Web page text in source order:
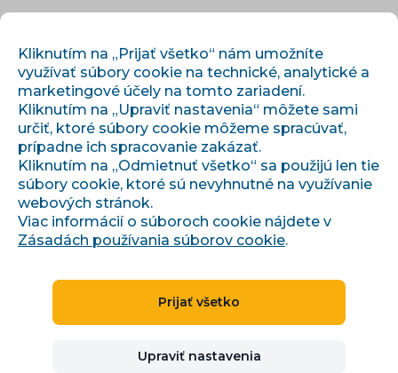
Úvod ›Články a informácie›
Co je nového v Conviu: přehled hotových funkcí a vylepšení za
listopad 2025
Co je nového v Conviu:
přehled hotových funkcí a
Kliknutím na „Prijať všetko“ nám umožníte
využívať súbory cookie na technické, analytické a
marketingové účely na tomto zariadení.
Kliknutím na „Upraviť nastavenia“ môžete sami
určiť, ktoré súbory cookie môžeme spracúvať,
prípadne ich spracovanie zakázať.
Kliknutím na „Odmietnuť všetko“ sa použijú len tie
súbory cookie, ktoré sú nevyhnutné na využívanie
webových stránok.
Viac informácií o súboroch cookie nájdete v
Zásadách používania súborov cookie.
Prijať všetko
Upraviť nastavenia